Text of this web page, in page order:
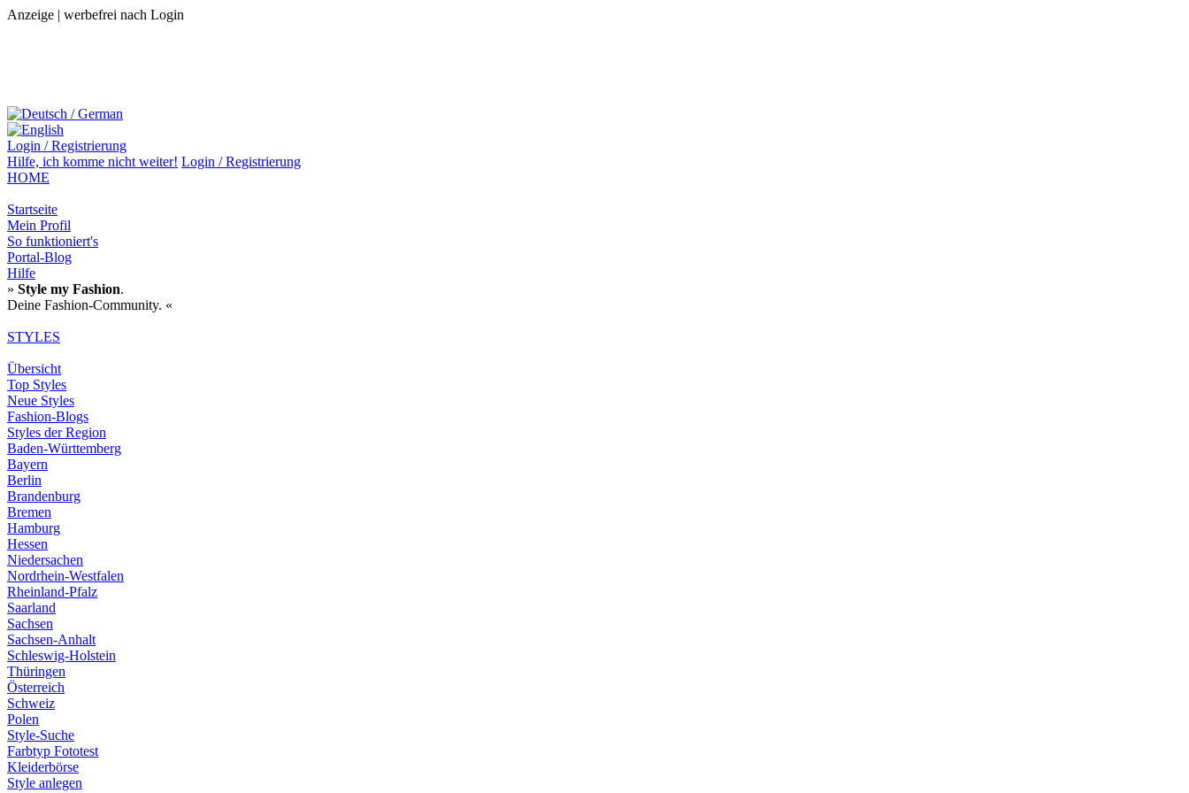
Anzeige | werbefrei nach Login
Login / Registrierung
Hilfe, ich komme nicht weiter! Login / Registrierung
HOME
Startseite
Mein Profil
So funktioniert's
Portal-Blog
Hilfe
» Style my Fashion.
Deine Fashion-Community. «
STYLES
Übersicht
Top Styles
Neue Styles
Fashion-Blogs
Styles der Region
Baden-Württemberg
Bayern
Berlin
Brandenburg
Bremen
Hamburg
Hessen
Niedersachen
Nordrhein-Westfalen
Rheinland-Pfalz
Saarland
Sachsen
Sachsen-Anhalt
Schleswig-Holstein
Thüringen
Österreich
Schweiz
Polen
Style-Suche
Farbtyp Fototest
Kleiderbörse
Style anlegen